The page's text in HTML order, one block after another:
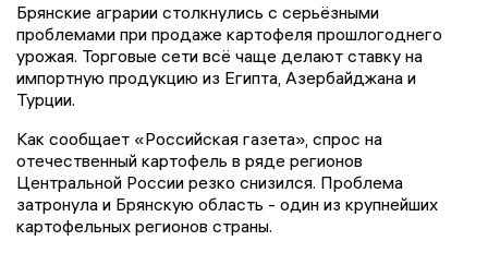
Брянские аграрии столкнулись с серьёзными
проблемами при продаже картофеля прошлогоднего
урожая. Торговые сети всё чаще делают ставку на
импортную продукцию из Египта, Азербайджана и
Турции.
Как сообщает «Российская газета», спрос на
отечественный картофель в ряде регионов
Центральной России резко снизился. Проблема
затронула и Брянскую область - один из крупнейших
картофельных регионов страны.